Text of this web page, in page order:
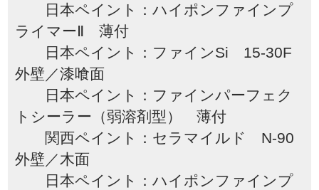
日本ペイント：ハイポンファインプ
ライマーⅡ 薄付
日本ペイント：ファインSi 15-30F
外壁／漆喰面
日本ペイント：ファインパーフェク
トシーラー（弱溶剤型） 薄付
関西ペイント：セラマイルド N-90
外壁／木面
日本ペイント：ハイポンファインプ